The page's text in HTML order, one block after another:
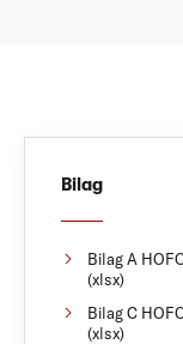
Bilag
Bilag A
(xlsx)
Bilag C
(xlsx)